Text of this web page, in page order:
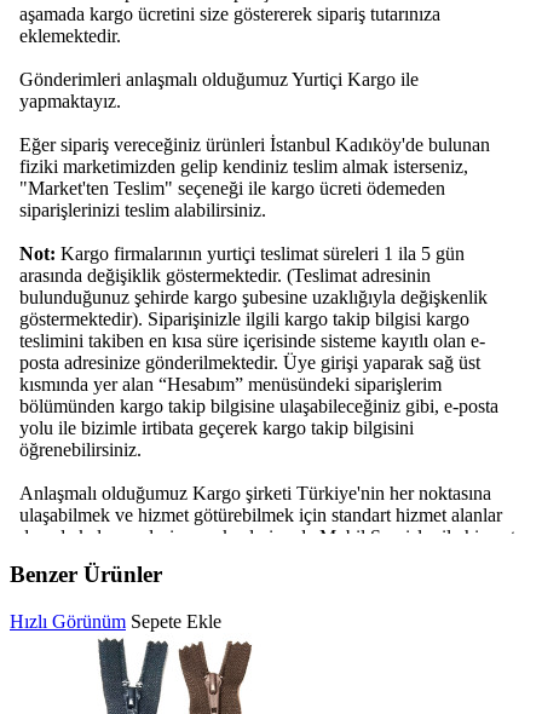
Benzer Ürünler
Hızlı Görünüm Sepete Ekle